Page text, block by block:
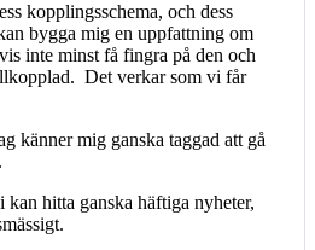
kopplingsschema, och dess
bygga mig en uppfattning om
inte minst få fingra på den och
Det verkar som vi får
känner mig ganska taggad att gå
kan hitta ganska häftiga nyheter,